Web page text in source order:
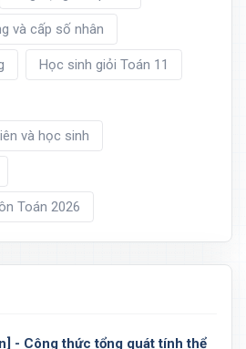
và cấp số nhân
Học sinh giỏi Toán 11
và học sinh
Toán 2026
- Công thức tổng quát tính thể